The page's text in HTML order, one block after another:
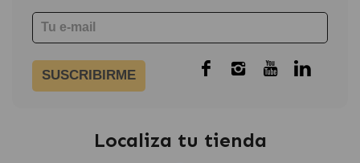
SUSCRIBIRME
Localiza tu tienda